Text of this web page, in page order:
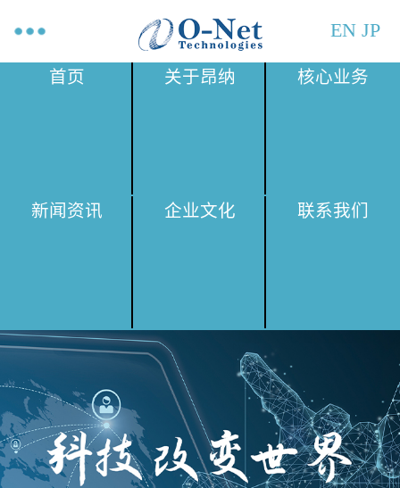
EN JP
首页 关于昂纳 核心业务
新闻资讯 企业文化 联系我们